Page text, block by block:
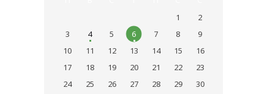
1
2
3
4 5 6 7 8
9
10
11 12 13 14 15
16
17
18 19 20 21 22
23
24
25 26 27 28 29
30